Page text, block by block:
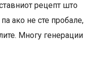
рецепт што
ако не сте пробале,
Многу генерации